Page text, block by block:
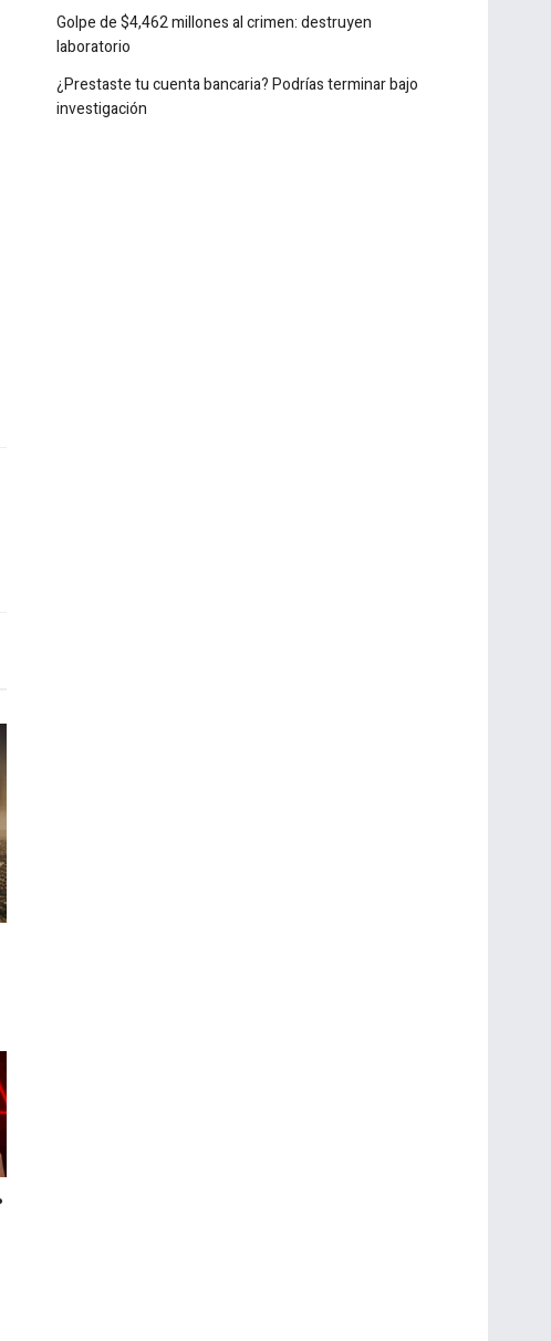
Golpe al crimen en nueve estados: decomisan fentanilo
enviado desde Querétaro y destruyen narcolaboratorio
Golpe de $4,462 millones al crimen: destruyen
laboratorio